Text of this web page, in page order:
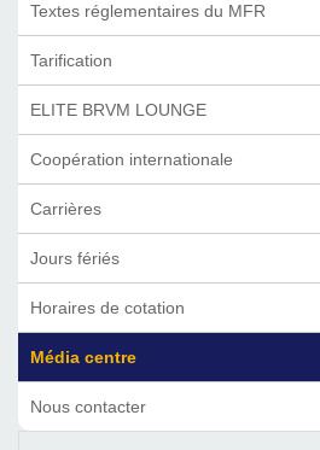
Textes réglementaires du MFR
Tarification
ELITE BRVM LOUNGE
Coopération internationale
Carrières
Jours fériés
Horaires de cotation
Média centre
Nous contacter